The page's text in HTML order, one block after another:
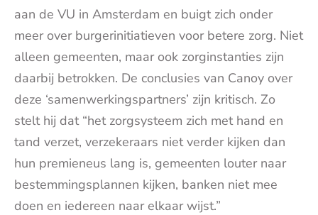
aan de VU in Amsterdam en buigt zich onder
meer over burgerinitiatieven voor betere zorg. Niet
alleen gemeenten, maar ook zorginstanties zijn
daarbij betrokken. De conclusies van Canoy over
deze ‘samenwerkingspartners’ zijn kritisch. Zo
stelt hij dat “het zorgsysteem zich met hand en
tand verzet, verzekeraars niet verder kijken dan
hun premieneus lang is, gemeenten louter naar
bestemmingsplannen kijken, banken niet mee
doen en iedereen naar elkaar wijst.”